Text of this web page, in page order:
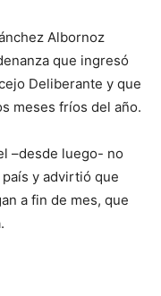
Albornoz
que ingresó
Deliberante y que
meses fríos del año.
–desde luego- no
y advirtió que
a fin de mes, que